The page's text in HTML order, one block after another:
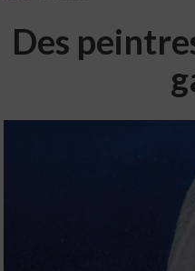
Des